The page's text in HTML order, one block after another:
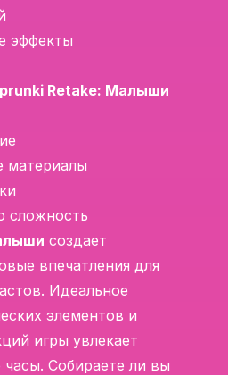
эффекты
Retake: Малыши
материалы
сложность
создает
впечатления для
Идеальное
элементов и
игры увлекает
часы. Собираете ли вы